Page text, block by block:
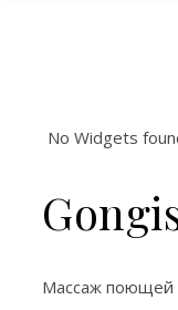
No Widgets
Массаж поющей